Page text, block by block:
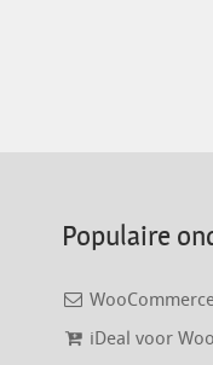
Populaire
iDeal voor